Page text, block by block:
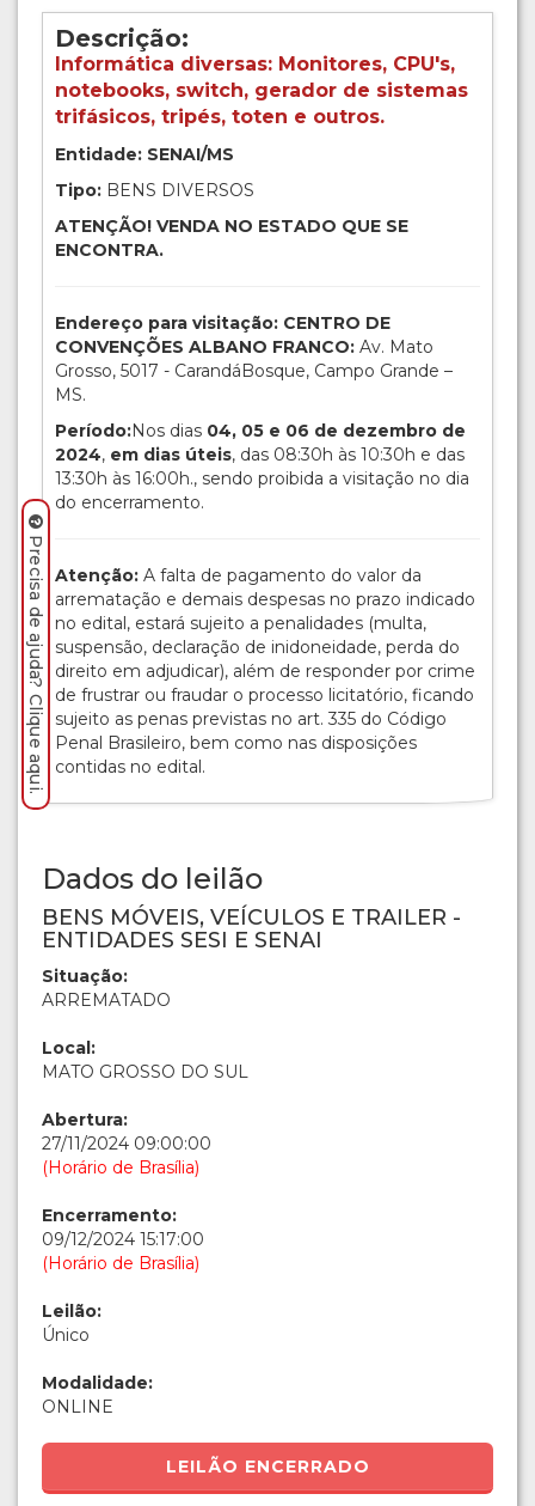
Descrição:
Informática diversas: Monitores, CPU's,
notebooks, switch, gerador de sistemas
trifásicos, tripés, toten e outros.
Entidade: SENAI/MS
Tipo: BENS DIVERSOS
ATENÇÃO! VENDA NO ESTADO QUE SE
ENCONTRA.
Endereço para visitação: CENTRO DE
CONVENÇÕES ALBANO FRANCO: Av. Mato
Grosso, 5017 - CarandáBosque, Campo Grande –
MS.
Período:Nos dias 04, 05 e 06 de dezembro de
2024, em dias úteis, das 08:30h às 10:30h e das
13:30h às 16:00h., sendo proibida a visitação no dia
do encerramento.
Atenção: A falta de pagamento do valor da
arrematação e demais despesas no prazo indicado
no edital, estará sujeito a penalidades (multa,
suspensão, declaração de inidoneidade, perda do
direito em adjudicar), além de responder por crime
de frustrar ou fraudar o processo licitatório, ficando
sujeito as penas previstas no art. 335 do Código
Penal Brasileiro, bem como nas disposições
contidas no edital.
Dados do leilão
BENS MÓVEIS, VEÍCULOS E TRAILER -
ENTIDADES SESI E SENAI
Situação:
ARREMATADO
Local:
MATO GROSSO DO SUL
Abertura:
27/11/2024 09:00:00
(Horário de Brasília)
Encerramento:
09/12/2024 15:17:00
(Horário de Brasília)
Leilão:
Único
Modalidade:
ONLINE
LEILÃO ENCERRADO
Precisa de ajuda? Clique aqui.